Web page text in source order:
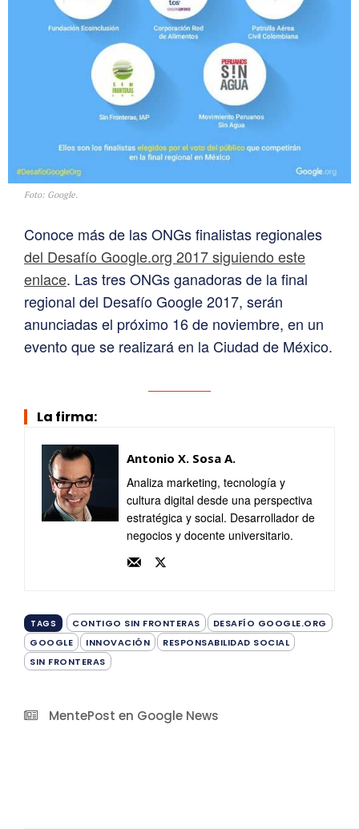
Foto: Google.
Conoce más de las ONGs finalistas regionales
del Desafío Google.org 2017 siguiendo este
enlace. Las tres ONGs ganadoras de la final
regional del Desafío Google 2017, serán
anunciadas el próximo 16 de noviembre, en un
evento que se realizará en la Ciudad de México.
La firma:
Antonio X. Sosa A.
Analiza marketing, tecnología y
cultura digital desde una perspectiva
estratégica y social. Desarrollador de
negocios y docente universitario.
TAGS CONTIGO SIN FRONTERAS
DESAFÍO GOOGLE.ORG
GOOGLE
INNOVACIÓN
RESPONSABILIDAD SOCIAL
SIN FRONTERAS
MentePost en Google News